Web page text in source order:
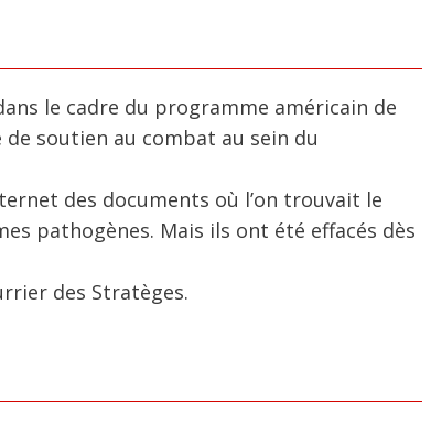
le cadre du programme américain de
de soutien au combat au sein du
des documents où l’on trouvait le
pathogènes. Mais ils ont été effacés dès
des Stratèges.